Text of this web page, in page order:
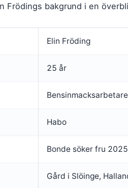
Frödings bakgrund i en
Elin Fröding
25 år
Bensinmacksarbetare
Habo
Bonde söker fru 2025
Gård i Slöinge,